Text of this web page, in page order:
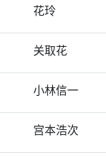
花玲
关取花
小林信一
宫本浩次